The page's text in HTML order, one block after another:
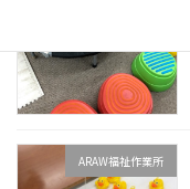
ARAW福祉作業所